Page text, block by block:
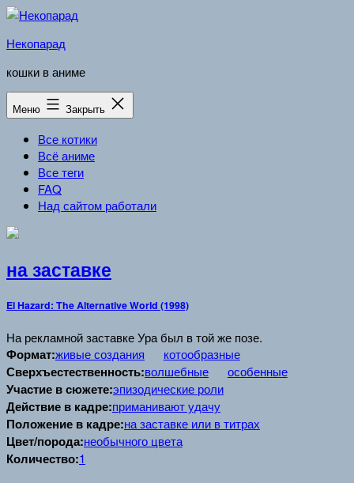
Перейти
содержимому
Некопарад
кошки в аниме
Меню Закрыть
Все котики
Всё аниме
Все теги
FAQ
Над сайтом работали
на заставке
El Hazard: The Alternative World (1998)
На рекламной заставке Ура был в той же позе.
Формат:живые создания котообразные
Сверхъестественность:волшебные особенные
Участие в сюжете:эпизодические роли
Действие в кадре:приманивают удачу
Положение в кадре:на заставке или в титрах
Цвет/порода:необычного цвета
Количество:1